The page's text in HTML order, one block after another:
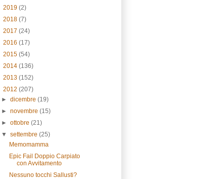
2019 (2)
2018 (7)
2017 (24)
2016 (17)
2015 (54)
2014 (136)
2013 (152)
2012 (207)
►dicembre(19)
►novembre(15)
►ottobre(21)
▼settembre(25)
Memomamma
Epic Fail Doppio Carpiato
con Avvitamento
Nessuno tocchi Sallusti?